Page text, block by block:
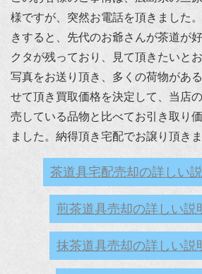
様ですが、突然お電話を頂きました
きすると、先代のお爺さんが茶道が
クタが残っており、見て頂きたいと
写真をお送り頂き、多くの荷物があ
せて頂き買取価格を決定して、当店
売している品物と比べてお引き取り
ました。納得頂き宅配でお譲り頂きま
茶道具宅配売却の詳しい
煎茶道具売却の詳しい説
抹茶道具売却の詳しい説